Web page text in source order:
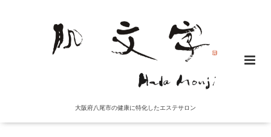
大阪府八尾市の健康に特化したエステサロン